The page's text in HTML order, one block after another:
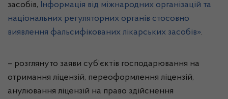
засобів, Інформація від міжнародних організацій та
національних регуляторних органів стосовно
виявлення фальсифікованих лікарських засобів».
– розглянуто заяви суб’єктів господарювання на
отримання ліцензій, переоформлення ліцензій,
анулювання ліцензій на право здійснення